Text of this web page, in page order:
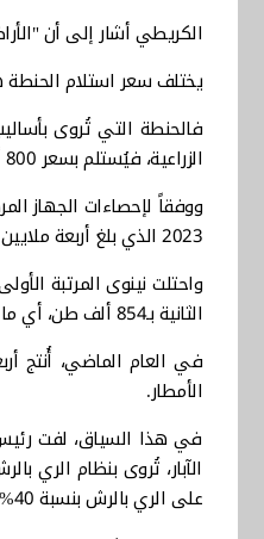
الكريطي أشار إلى أن "الأراضي التي تقع
يختلف سعر استلام الحنطة
الزراعية، فيُستلم بسعر 800 ألف دينار للطن.
2023 الذي بلغ أربعة ملايين و248 ألف طن.
الثانية بـ854 ألف طن، أي ما يعادل 16.3% من الإجمالي.
الأمطار.
في هذا السياق، لفت رئيس
الآبار، تُروى بنظام
على الري بالرش بنسبة 40% لزراعة الحنطة".